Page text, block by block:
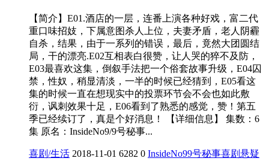
【简介】E01.酒店的一层，连番上演各种好戏，富二代
重口味招妓，下属意图杀人上位，夫妻矛盾，老人阴霾
自杀，结果，由于一系列的错误，最后，竟然大团圆结
局，干的漂亮.E02互相表白很赞，让人哭的猝不及防，
E03最喜欢这集，倒叙手法把一个俗套故事升级，E04囚
禁，性奴，稍显清淡，一半的时候已经猜到，E05看这
集的时候一直在想现实中的投票环节会不会也如此敷
衍，讽刺效果十足，E06看到了熟悉的感觉，赞！第五
季已经续订了，真是个好消息！ 【详细信息】 集数：6
集 原名：InsideNo9/9号秘事...
喜剧/生活 2018-11-01 6282 0 InsideNo99号秘事喜剧悬疑